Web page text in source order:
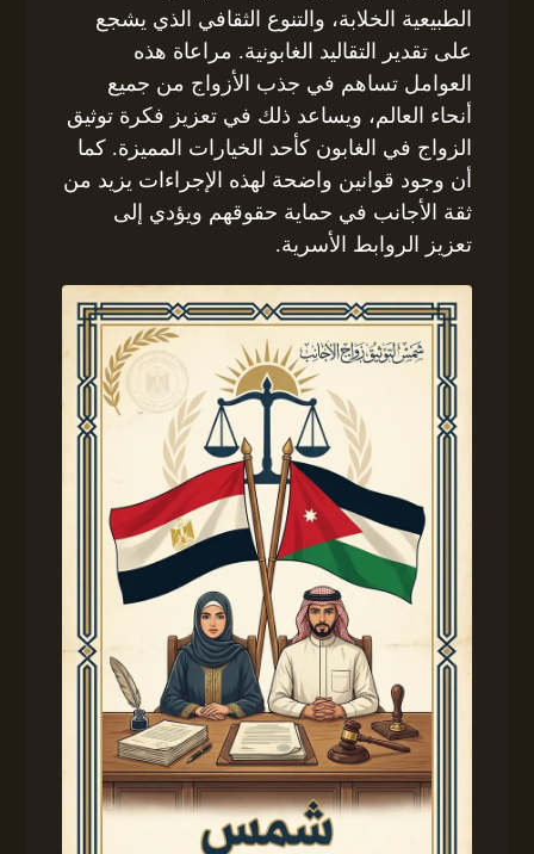
الطبيعية الخلابة، والتنوع الثقافي الذي يشجع
على تقدير التقاليد الغابونية. مراعاة هذه
العوامل تساهم في جذب الأزواج من جميع
أنحاء العالم، ويساعد ذلك في تعزيز فكرة توثيق
الزواج في الغابون كأحد الخيارات المميزة. كما
أن وجود قوانين واضحة لهذه الإجراءات يزيد من
ثقة الأجانب في حماية حقوقهم ويؤدي إلى
تعزيز الروابط الأسرية.